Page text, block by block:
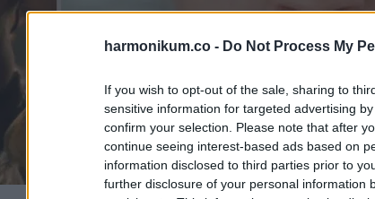
harmonikum.co - Do Not Process My
If you wish to opt-out of the sale, sharing to
sensitive information for targeted advertising
confirm your selection. Please note that after
continue seeing interest-based ads based on
information disclosed to third parties prior to
further disclosure of your personal information